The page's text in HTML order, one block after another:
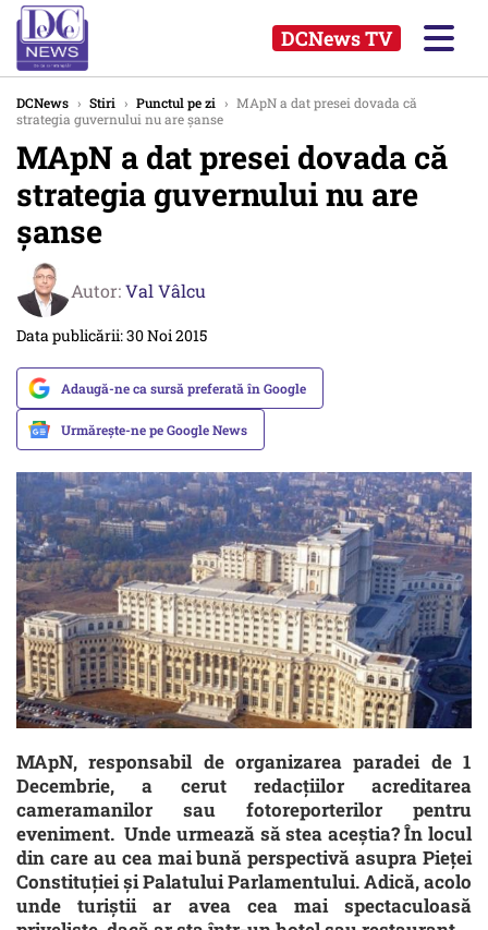
DCNews TV
DCNews › Stiri › Punctul pe zi › MApN a dat presei dovada că
strategia guvernului nu are șanse
MApN a dat presei dovada că
strategia guvernului nu are
șanse
Autor:Val Vâlcu
Data publicării: 30 Noi 2015
Adaugă-ne ca sursă preferată în Google
Urmărește-ne pe Google News
MApN, responsabil de organizarea paradei de 1
Decembrie, a cerut redacțiilor acreditarea
cameramanilor sau fotoreporterilor pentru
eveniment. Unde urmează să stea aceștia? În locul
din care au cea mai bună perspectivă asupra Pieței
Constituției și Palatului Parlamentului. Adică, acolo
unde turiștii ar avea cea mai spectaculoasă